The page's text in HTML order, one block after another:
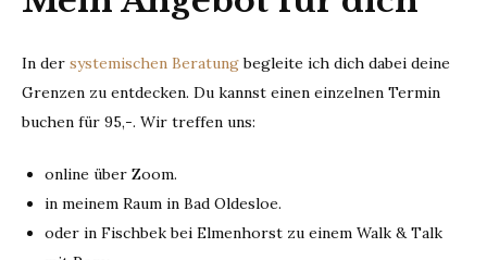
In der systemischen Beratungbegleite ich dich dabei deine
Grenzen zu entdecken. Du kannst einen einzelnen Termin
buchen für 95,-. Wir treffen uns:
online über Zoom.
in meinem Raum in Bad Oldesloe.
oder in Fischbek bei Elmenhorst zu einem Walk & Talk